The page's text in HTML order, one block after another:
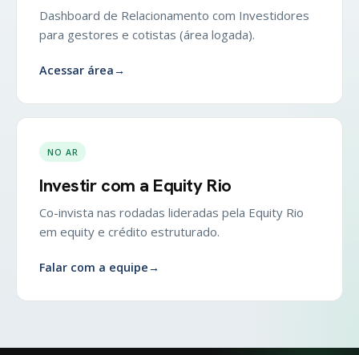
Dashboard de Relacionamento com Investidores
para gestores e cotistas (área logada).
Acessar área→
NO AR
Investir com a Equity Rio
Co-invista nas rodadas lideradas pela Equity Rio
em equity e crédito estruturado.
Falar com a equipe→